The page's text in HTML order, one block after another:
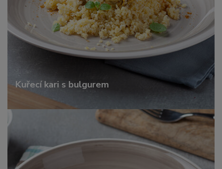
Kuřecí kari s bulgurem